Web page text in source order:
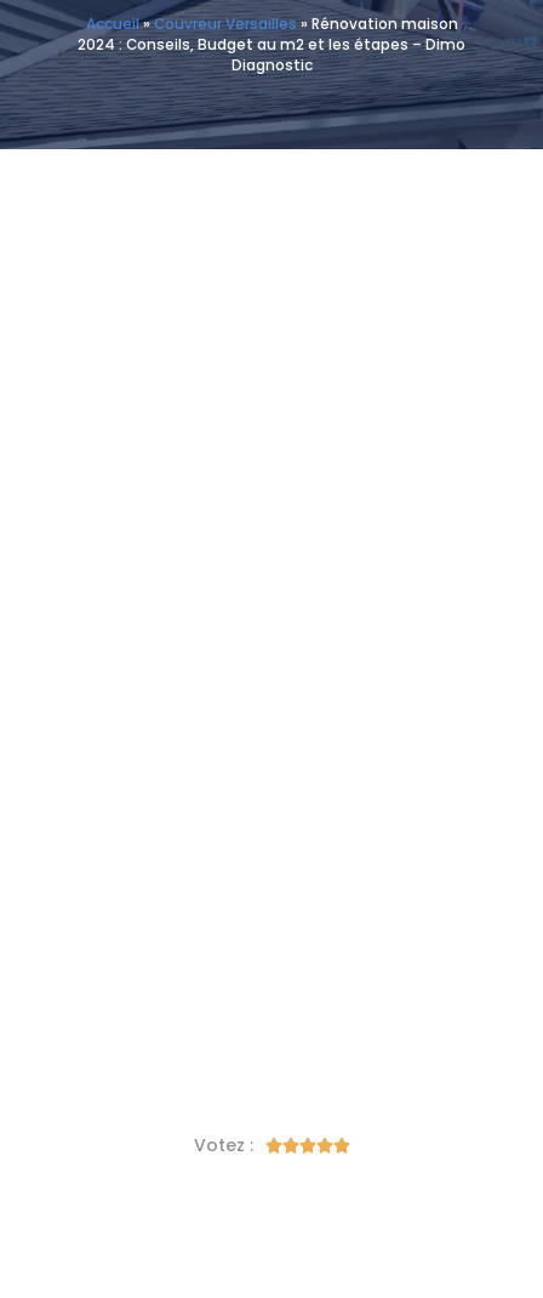
Accueil»Couvreur Versailles »Rénovation maison
2024 : Conseils, Budget au m2 et les étapes – Dimo
Diagnostic
Votez : 